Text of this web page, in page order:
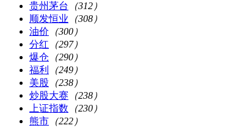
贵州茅台
（312）
顺发恒业 （308）
油价 （300）
分红 （297）
爆仓 （290）
福利
（249）
美股 （238）
炒股大赛 （238）
上证指数 （230）
熊市 （222）